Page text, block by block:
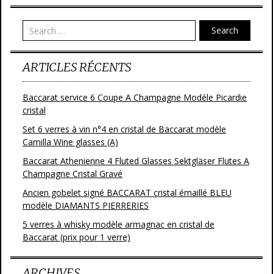
Search
ARTICLES RÉCENTS
Baccarat service 6 Coupe A Champagne Modéle Picardie
cristal
Set 6 verres à vin n°4 en cristal de Baccarat modèle
Camilla Wine glasses (A)
Baccarat Athenienne 4 Fluted Glasses Sektgläser Flutes A
Champagne Cristal Gravé
Ancien gobelet signé BACCARAT cristal émaillé BLEU
modèle DIAMANTS PIERRERIES
5 verres à whisky modèle armagnac en cristal de
Baccarat (prix pour 1 verre)